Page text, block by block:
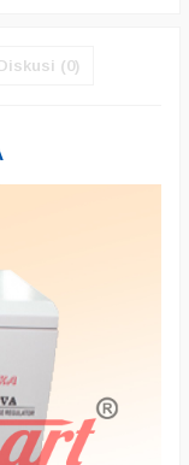
(0)